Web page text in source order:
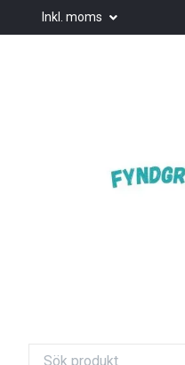
Inkl. moms